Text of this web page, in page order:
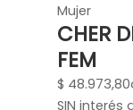
Mujer
CHER
FEM
$ 48.973,80
SIN interés